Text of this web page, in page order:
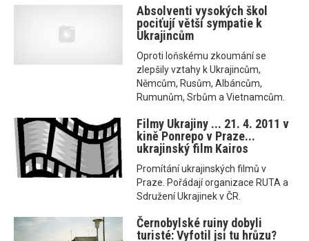
Absolventi vysokých škol
pociťují větší sympatie k
Ukrajincům
Oproti loňskému zkoumání se
zlepšily vztahy k Ukrajincům,
Němcům, Rusům, Albáncům,
Rumunům, Srbům a Vietnamcům.
Filmy Ukrajiny ... 21. 4. 2011 v
kině Ponrepo v Praze...
ukrajinský film Kairos
Promítání ukrajinských filmů v
Praze. Pořádají organizace RUTA a
Sdružení Ukrajinek v ČR.
Černobylské ruiny dobyli
turisté: Vyfotil jsi tu hrůzu?